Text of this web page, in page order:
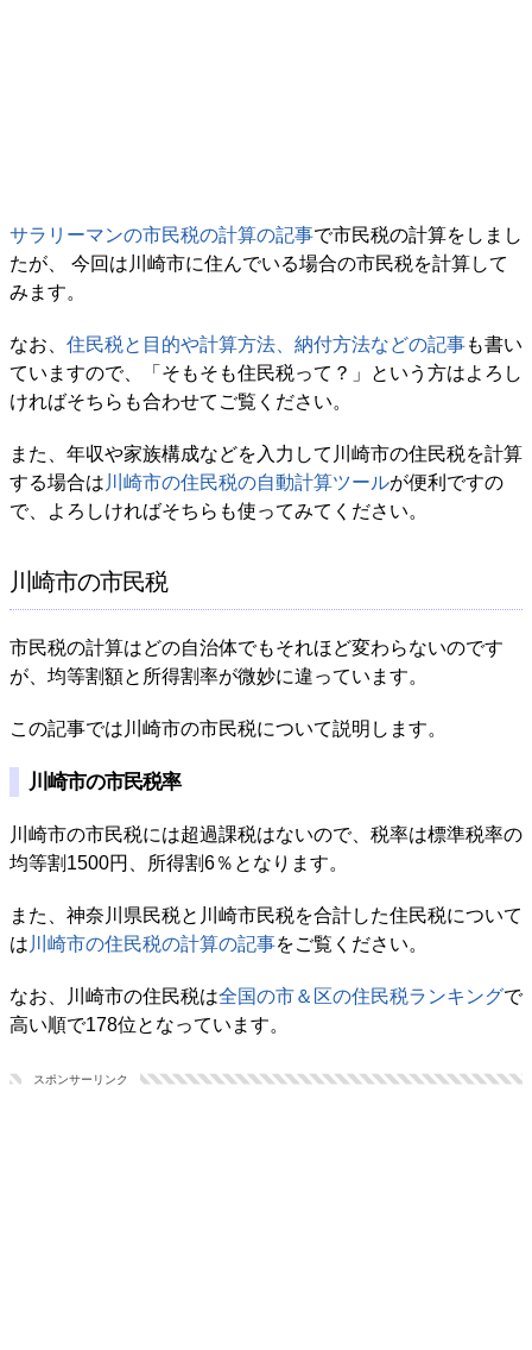
サラリーマンの市民税の計算の記事で市民税の計算をしまし
たが、 今回は川崎市に住んでいる場合の市民税を計算して
みます。
なお、 住民税と目的や計算方法、納付方法などの記事も書い
ていますので、「そもそも住民税って？」という方はよろし
ければそちらも合わせてご覧ください。
また、年収や家族構成などを入力して川崎市の住民税を計算
する場合は 川崎市の住民税の自動計算ツールが便利ですの
で、よろしければそちらも使ってみてください。
川崎市の市民税
市民税の計算はどの自治体でもそれほど変わらないのです
が、均等割額と所得割率が微妙に違っています。
この記事では川崎市の市民税について説明します。
川崎市の市民税率
川崎市の市民税には超過課税はないので、税率は標準税率の
均等割1500円、所得割6％となります。
また、神奈川県民税と川崎市民税を合計した住民税について
は 川崎市の住民税の計算の記事をご覧ください。
なお、川崎市の住民税は全国の市＆区の住民税ランキングで
高い順で178位となっています。
スポンサーリンク